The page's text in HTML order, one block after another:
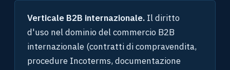
Verticale B2B internazionale. Il diritto
d'uso nel dominio del commercio B2B
internazionale (contratti di compravendita,
procedure Incoterms, documentazione